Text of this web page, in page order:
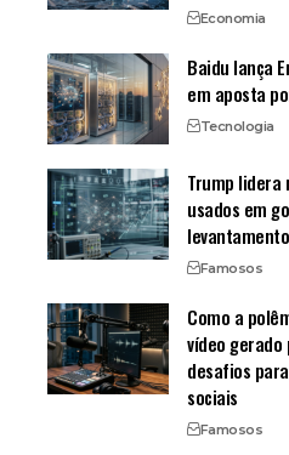
Economia
Baidu lança
em aposta
Tecnologia
Trump lidera
usados em
levantamento
Famosos
Como a
vídeo gerado
desafios
sociais
Famosos